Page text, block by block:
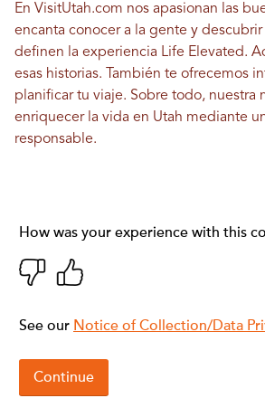
En VisitUtah.com nos apasionan las
encanta conocer a la gente y
definen la experiencia Life Elevated.
esas historias. También te ofrecemos
planificar tu viaje. Sobre todo, nuestra
enriquecer la vida en Utah mediante
responsable.